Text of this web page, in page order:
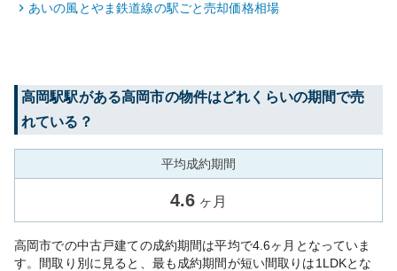
あいの風とやま鉄道線の駅ごと売却価格相場
高岡駅駅がある高岡市の物件はどれくらいの期間で売
れている？
平均成約期間
4.6 ヶ月
高岡市での中古戸建ての成約期間は平均で4.6ヶ月となっていま
す。間取り別に見ると、最も成約期間が短い間取りは1LDKとな